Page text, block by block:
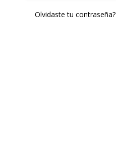
Olvidaste tu contraseña?